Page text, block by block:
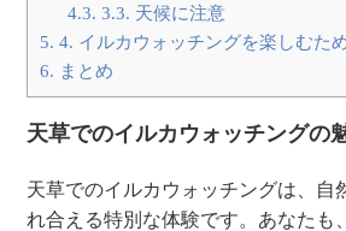
4.3. 3.3. 天候に注意
5. 4. イルカウォッチングを楽しむた
6. まとめ
天草でのイルカウォッチングの
天草でのイルカウォッチングは、自
れ合える特別な体験です。あなたも